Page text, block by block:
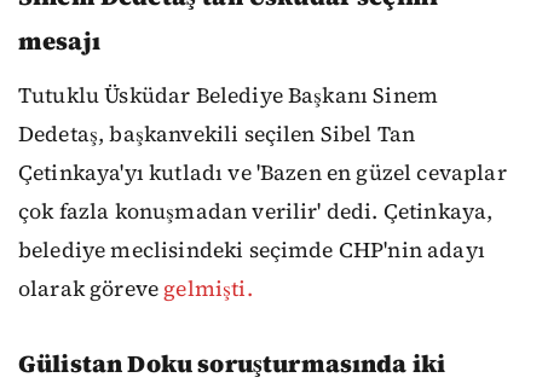
mesajı
Tutuklu Üsküdar Belediye Başkanı Sinem
Dedetaş, başkanvekili seçilen Sibel Tan
Çetinkaya'yı kutladı ve 'Bazen en güzel cevaplar
çok fazla konuşmadan verilir' dedi. Çetinkaya,
belediye meclisindeki seçimde CHP'nin adayı
olarak göreve gelmişti.
Gülistan Doku soruşturmasında iki